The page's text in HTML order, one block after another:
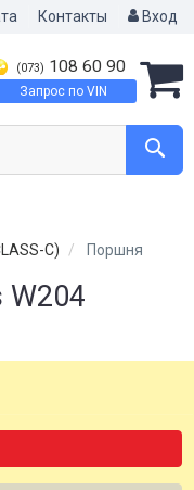
Контакты Вход
(073) 108 60 90
Запрос по VIN
C) Поршня